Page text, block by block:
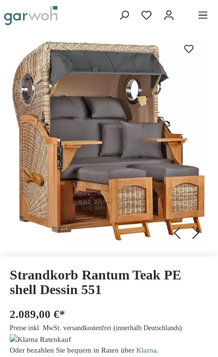
Strandkorb Rantum Teak PE
shell Dessin 551
2.089,00 €*
Preise inkl. MwSt. versandkostenfrei (innerhalb Deutschlands)
Oder bezahlen Sie bequem in Raten über Klarna.